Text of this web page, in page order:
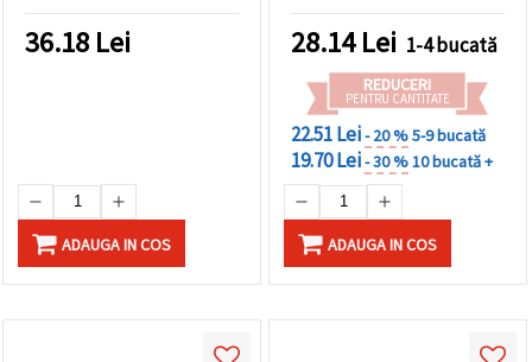
36.18 Lei
ADAUGA IN COS
28.14Lei 1-4 bucată
REDUCERI
PENTRU CANTITATE
22.51 Lei- 20 %5-9 bucată
19.70 Lei- 30 %10 bucată +
ADAUGA IN COS